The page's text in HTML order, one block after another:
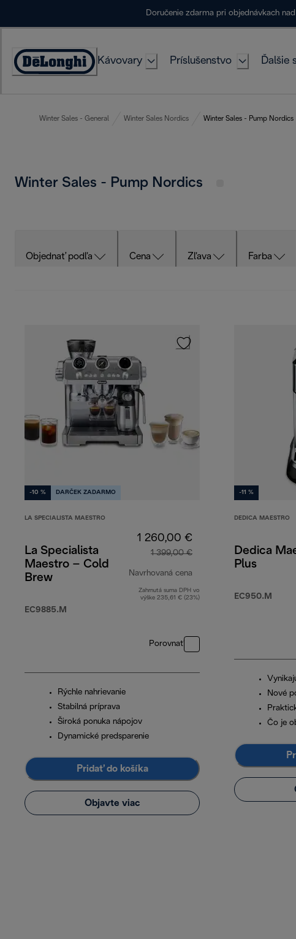
Doručenie zdarma pri objednávkach
Accessibility
Kávovary Príslušenstvo Ďalšie
Winter Sales - General Winter Sales Nordics Winter Sales - Pump Nordics
Winter Sales - Pump Nordics
Objednať podľa Cena Zľava Farba
-10 % DARČEK ZADARMO
LA SPECIALISTA MAESTRO
La Specialista
Maestro – Cold
Brew
EC9885.M
1 260,00 €
1 399,00 €
Navrhovaná cena
pôvodná cena 1 399,00 €
Zahrnutá suma DPH vo
výške 235,61 € (23%)
Porovnať
Rýchle nahrievanie
Stabilná príprava
Široká ponuka nápojov
Dynamické predsparenie
Pridať do košíka
Objavte viac
-11 %
DEDICA MAESTRO
Dedica
Plus
EC950.M
Nové
Čo je